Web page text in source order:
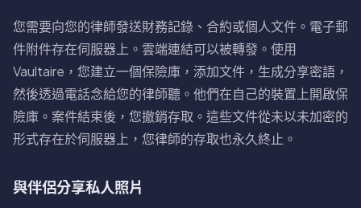
您需要向您的律師發送財務記錄、合約或個人文件。電子郵
件附件存在伺服器上。雲端連結可以被轉發。使用
Vaultaire，您建立一個保險庫，添加文件，生成分享密語，
然後透過電話念給您的律師聽。他們在自己的裝置上開啟保
險庫。案件結束後，您撤銷存取。這些文件從未以未加密的
形式存在於伺服器上，您律師的存取也永久終止。
與伴侶分享私人照片